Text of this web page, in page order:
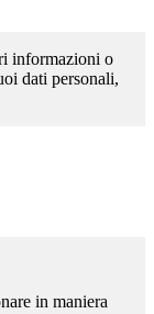
informazioni o
dati personali,
in maniera